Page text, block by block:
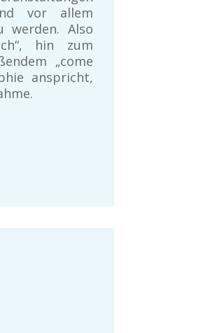
vor allem
werden. Also
hin zum
„come
anspricht,